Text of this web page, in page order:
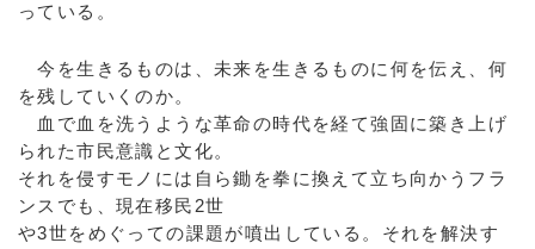
っている。
今を生きるものは、未来を生きるものに何を伝え、何
を残していくのか。
血で血を洗うような革命の時代を経て強固に築き上げ
られた市民意識と文化。
それを侵すモノには自ら鋤を拳に換えて立ち向かうフラ
ンスでも、現在移民2世
や3世をめぐっての課題が噴出している。それを解決す